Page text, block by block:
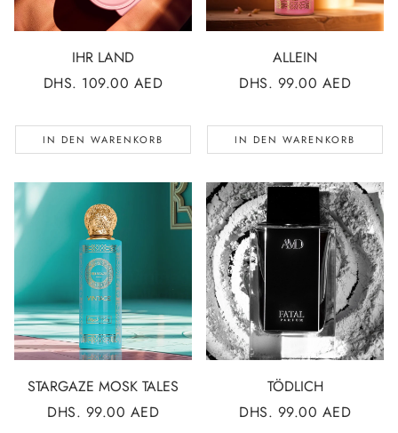
IHR LAND
NORMALER
DHS. 109.00 AED
IN DEN WARENKORB
ALLEIN
NORMALER
DHS. 99.00 AED
IN DEN WARENKORB
STARGAZE MOSK TALES
NORMALER
DHS. 99.00 AED
TÖDLICH
NORMALER
DHS. 99.00 AED